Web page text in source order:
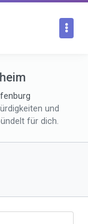
und
für dich.